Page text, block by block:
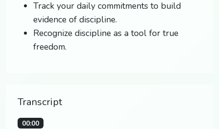
Track your daily commitments to build
evidence of discipline.
Recognize discipline as a tool for true
freedom.
Transcript
00:00